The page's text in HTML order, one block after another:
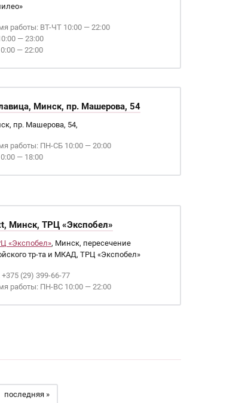
работы: ВТ-ЧТ 10:00 — 22:00
— 23:00
— 22:00
Минск, пр. Машерова, 54
пр. Машерова, 54,
работы: ПН-СБ 10:00 — 20:00
— 18:00
Минск, ТРЦ «Экспобел»
«Экспобел», Минск, пересечение
тр-та и МКАД, ТРЦ «Экспобел»
+375 (29) 399-66-77
работы: ПН-ВС 10:00 — 22:00
последняя »